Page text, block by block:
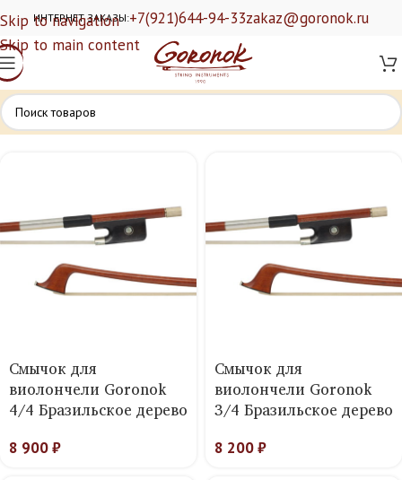
Skip to navigation
Skip to main content
ИНТЕРНЕТ ЗАКАЗЫ:+7(921)644-94-33zakaz@goronok.ru
Смычок для
виолончели Goronok
4/4 Бразильское дерево
8 900₽
Смычок для
виолончели Goronok
3/4 Бразильское дерево
8 200₽